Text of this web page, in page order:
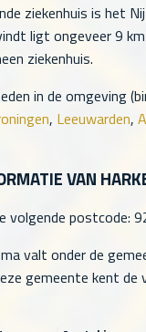
ziekenhuis is het
ligt ongeveer 9
ziekenhuis.
in de omgeving
, Leeuwarden,
VAN
volgende postcode:
valt onder de
gemeente kent de